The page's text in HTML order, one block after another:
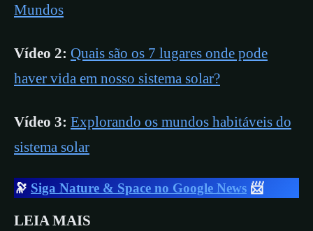
Mundos
Vídeo 2: Quais são os 7 lugares onde pode
haver vida em nosso sistema solar?
Vídeo 3: Explorando os mundos habitáveis do
sistema solar
🔭 Siga Nature & Space no Google News 📨
LEIA MAIS